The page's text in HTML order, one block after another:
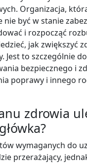
Organizacja,
być w stanie
i rozpocząć
jak zwiększyć
Jest to szczególnie
bezpiecznego i
poprawy i innego
zdrowia
wymaganych do
przerażający,